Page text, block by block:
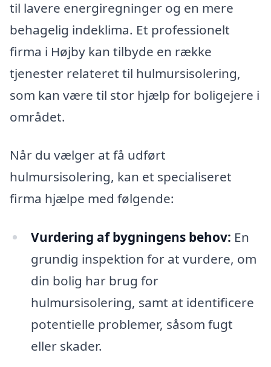
til lavere energiregninger og en mere
behagelig indeklima. Et professionelt
firma i Højby kan tilbyde en række
tjenester relateret til hulmursisolering,
som kan være til stor hjælp for boligejere i
området.
Når du vælger at få udført
hulmursisolering, kan et specialiseret
firma hjælpe med følgende:
Vurdering af bygningens behov: En
grundig inspektion for at vurdere, om
din bolig har brug for
hulmursisolering, samt at identificere
potentielle problemer, såsom fugt
eller skader.